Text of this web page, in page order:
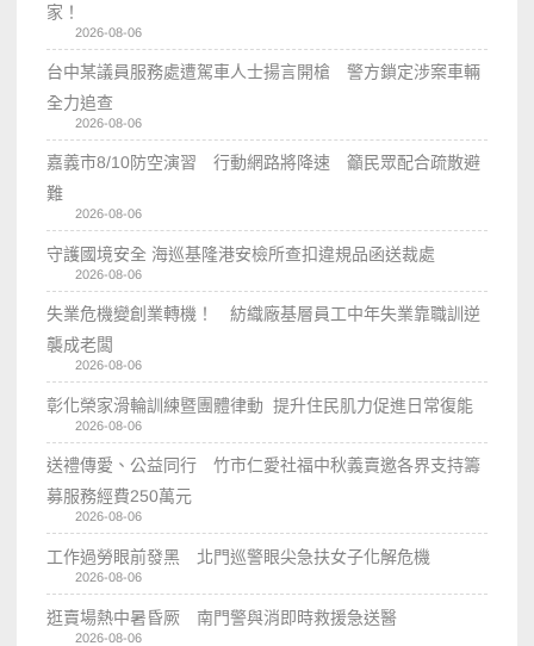
家！
2026-08-06
台中某議員服務處遭駕車人士揚言開槍 警方鎖定涉案車輛
全力追查
2026-08-06
嘉義市8/10防空演習 行動網路將降速 籲民眾配合疏散避
難
2026-08-06
守護國境安全 海巡基隆港安檢所查扣違規品函送裁處
2026-08-06
失業危機變創業轉機！ 紡織廠基層員工中年失業靠職訓逆
襲成老闆
2026-08-06
彰化榮家滑輪訓練暨團體律動 提升住民肌力促進日常復能
2026-08-06
送禮傳愛、公益同行 竹市仁愛社福中秋義賣邀各界支持籌
募服務經費250萬元
2026-08-06
工作過勞眼前發黑 北門巡警眼尖急扶女子化解危機
2026-08-06
逛賣場熱中暑昏厥 南門警與消即時救援急送醫
2026-08-06